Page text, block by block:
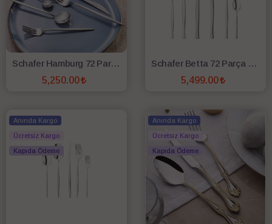
Schafer Hamburg 72 Parça Çatal Kaşık Bıçak Takımı-Gümüş14
5,250.00
Schafer Betta 72 Parça 12 Kişilik Çatal Kaşık Bıçak Takımı Non02
5,499.00
SEPETE EKLE
Anında Kargo
Ücretsiz Kargo
Kapıda Ödeme
Anında Kargo
Ücretsiz Kargo
Kapıda Ödeme